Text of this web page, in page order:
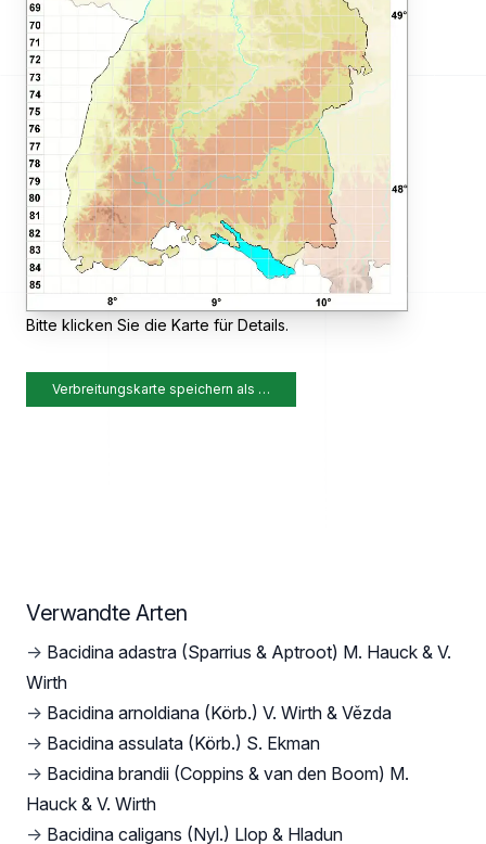
Bitte klicken Sie die Karte für Details.
Verbreitungskarte speichern als …
Verwandte Arten
→ Bacidina adastra (Sparrius & Aptroot) M. Hauck & V.
Wirth
→ Bacidina arnoldiana (Körb.) V. Wirth & Vězda
→ Bacidina assulata (Körb.) S. Ekman
→ Bacidina brandii (Coppins & van den Boom) M.
Hauck & V. Wirth
→ Bacidina caligans (Nyl.) Llop & Hladun